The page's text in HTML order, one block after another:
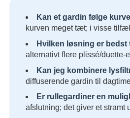
Kan et gardin følge
kurven meget tæt; i visse
Hvilken løsning er bedst
alternativt flere plissé/duette-
Kan jeg kombinere
diffuserende gardin til
Er rullegardiner en
afslutning; det giver et stramt